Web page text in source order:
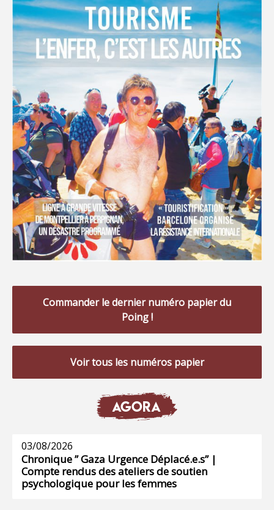
Commander le dernier numéro papier du
Poing !
Voir tous les numéros papier
AGORA
03/08/2026
Chronique ” Gaza Urgence Déplacé.e.s” |
Compte rendus des ateliers de soutien
psychologique pour les femmes